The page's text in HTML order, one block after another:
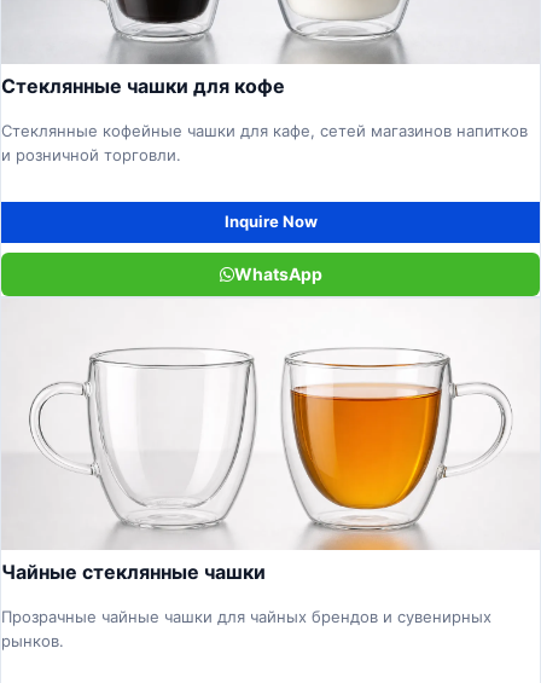
Стеклянные чашки для кофе
Стеклянные кофейные чашки для кафе, сетей магазинов напитков
и розничной торговли.
Inquire Now
WhatsApp
Чайные стеклянные чашки
Прозрачные чайные чашки для чайных брендов и сувенирных
рынков.